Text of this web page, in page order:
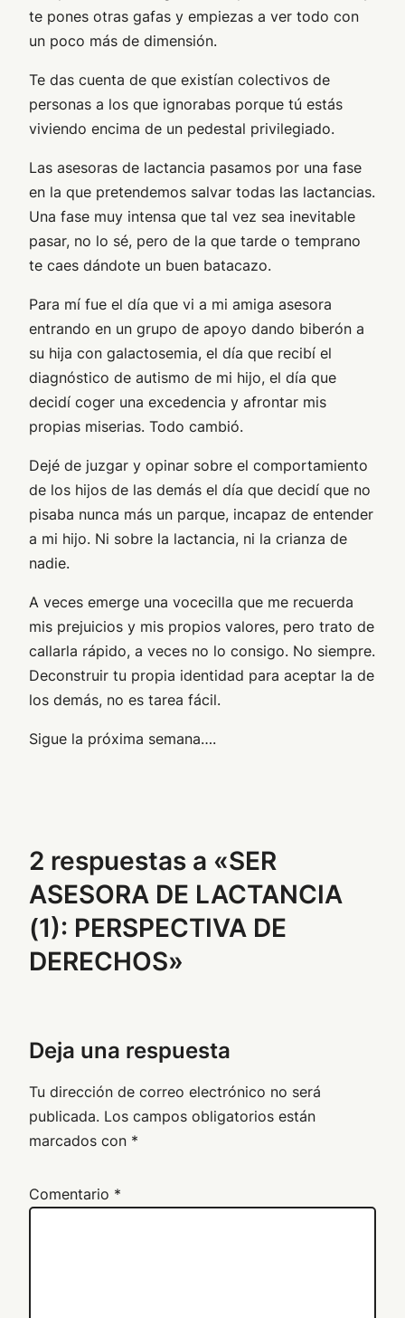
te pones otras gafas y empiezas a ver todo con
un poco más de dimensión.
Te das cuenta de que existían colectivos de
personas a los que ignorabas porque tú estás
viviendo encima de un pedestal privilegiado.
Las asesoras de lactancia pasamos por una fase
en la que pretendemos salvar todas las lactancias.
Una fase muy intensa que tal vez sea inevitable
pasar, no lo sé, pero de la que tarde o temprano
te caes dándote un buen batacazo.
Para mí fue el día que vi a mi amiga asesora
entrando en un grupo de apoyo dando biberón a
su hija con galactosemia, el día que recibí el
diagnóstico de autismo de mi hijo, el día que
decidí coger una excedencia y afrontar mis
propias miserias. Todo cambió.
Dejé de juzgar y opinar sobre el comportamiento
de los hijos de las demás el día que decidí que no
pisaba nunca más un parque, incapaz de entender
a mi hijo. Ni sobre la lactancia, ni la crianza de
nadie.
A veces emerge una vocecilla que me recuerda
mis prejuicios y mis propios valores, pero trato de
callarla rápido, a veces no lo consigo. No siempre.
Deconstruir tu propia identidad para aceptar la de
los demás, no es tarea fácil.
Sigue la próxima semana….
2 respuestas a «SER
ASESORA DE LACTANCIA
(1): PERSPECTIVA DE
DERECHOS»
Deja una respuesta
Tu dirección de correo electrónico no será
publicada. Los campos obligatorios están
marcados con *
Comentario *